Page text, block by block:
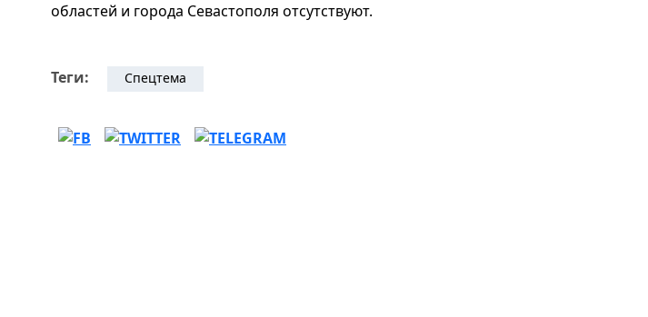
областей и города Севастополя отсутствуют.
Теги: Спецтема